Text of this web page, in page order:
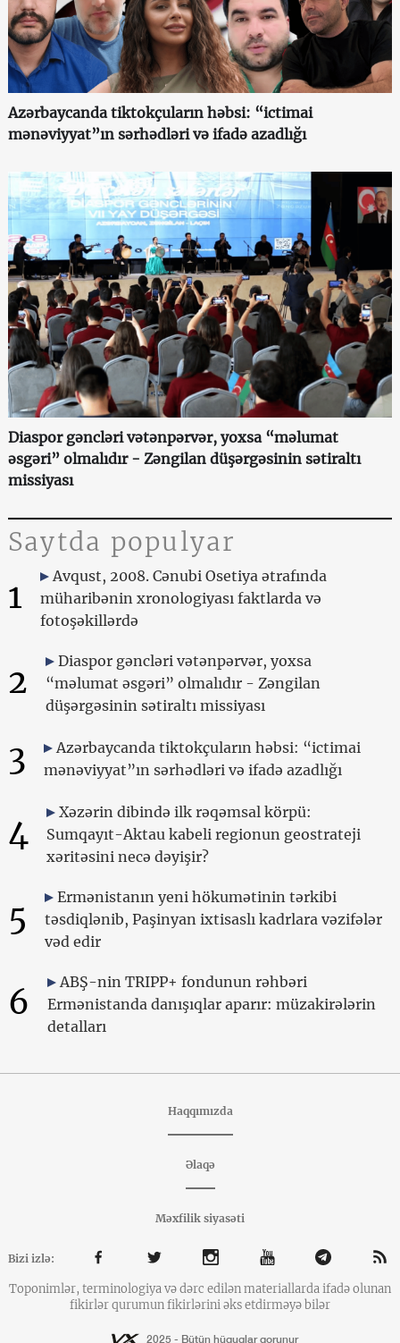
Azərbaycanda tiktokçuların həbsi: “ictimai
mənəviyyat”ın sərhədləri və ifadə azadlığı
Diaspor gəncləri vətənpərvər, yoxsa “məlumat
əsgəri” olmalıdır - Zəngilan düşərgəsinin sətiraltı
missiyası
Saytda populyar
1
Avqust, 2008. Cənubi Osetiya ətrafında
müharibənin xronologiyası faktlarda və
fotoşəkillərdə
2
Diaspor gəncləri vətənpərvər, yoxsa
“məlumat əsgəri” olmalıdır - Zəngilan
düşərgəsinin sətiraltı missiyası
3
Azərbaycanda tiktokçuların həbsi: “ictimai
mənəviyyat”ın sərhədləri və ifadə azadlığı
4
Xəzərin dibində ilk rəqəmsal körpü:
Sumqayıt-Aktau kabeli regionun geostrateji
xəritəsini necə dəyişir?
5
Ermənistanın yeni hökumətinin tərkibi
təsdiqlənib, Paşinyan ixtisaslı kadrlara vəzifələr
vəd edir
6
ABŞ-nin TRIPP+ fondunun rəhbəri
Ermənistanda danışıqlar aparır: müzakirələrin
detalları
Haqqımızda
Əlaqə
Məxfilik siyasəti
Bizi izlə:
Toponimlər, terminologiya və dərc edilən materiallarda ifadə olunan
fikirlər qurumun fikirlərini əks etdirməyə bilər
2025 - Bütün hüquqlar qorunur